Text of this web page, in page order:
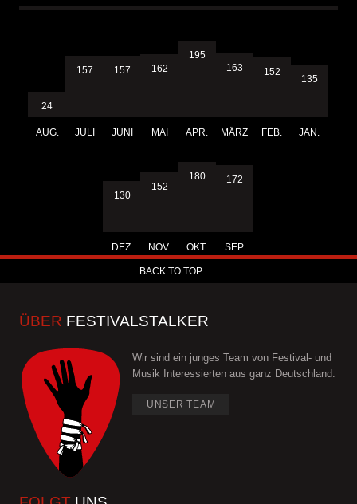
24
AUG.
157
JULI
157
JUNI
162
MAI
195
APR.
163
MÄRZ
152
FEB.
135
JAN.
130
DEZ.
152
NOV.
180
OKT.
172
SEP.
BACK TO TOP
ÜBER FESTIVALSTALKER
Wir sind ein junges Team von Festival- und
Musik Interessierten aus ganz Deutschland.
UNSER TEAM